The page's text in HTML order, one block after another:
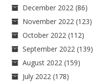
December 2022 (86)
November 2022 (123)
October 2022 (112)
September 2022 (139)
August 2022 (159)
July 2022 (178)